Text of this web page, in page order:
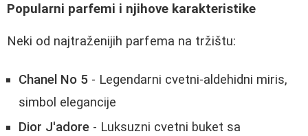
Popularni parfemi i njihove karakteristike
Neki od najtraženijih parfema na tržištu:
Chanel No 5 - Legendarni cvetni-aldehidni miris,
simbol elegancije
Dior J'adore - Luksuzni cvetni buket sa